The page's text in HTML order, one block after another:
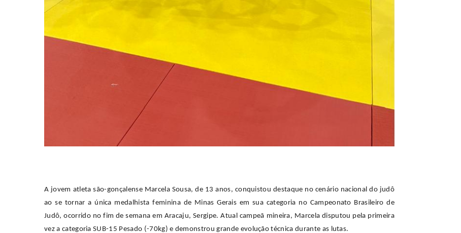
A jovem atleta são-gonçalense Marcela Sousa, de 13 anos, conquistou destaque no cenário nacional do judô
ao se tornar a única medalhista feminina de Minas Gerais em sua categoria no Campeonato Brasileiro de
Judô, ocorrido no fim de semana em Aracaju, Sergipe. Atual campeã mineira, Marcela disputou pela primeira
vez a categoria SUB-15 Pesado (-70kg) e demonstrou grande evolução técnica durante as lutas.